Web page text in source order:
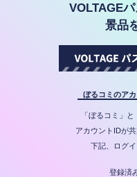
VOLTAGE
景品
ぼるコミのア
「ぼるコミ」
アカウントIDが
下記、ログイ
登録済